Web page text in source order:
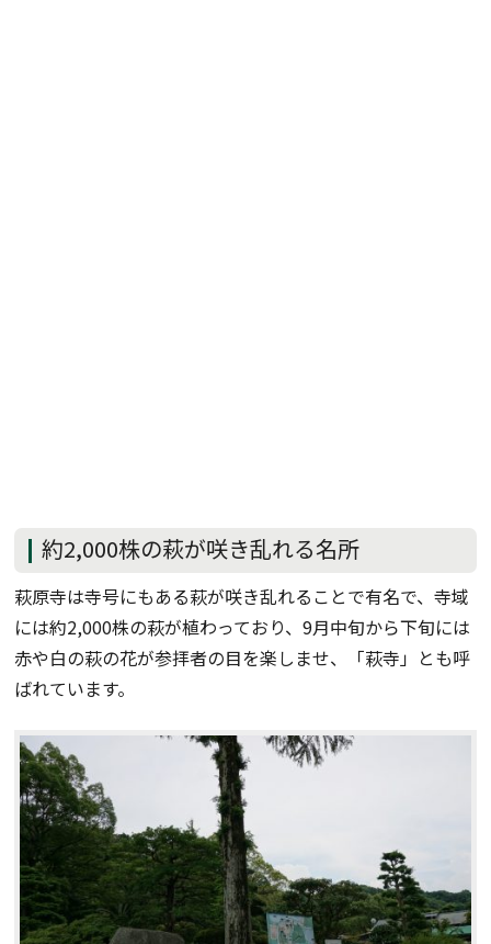
約2,000株の萩が咲き乱れる名所
萩原寺は寺号にもある萩が咲き乱れることで有名で、寺域
には約2,000株の萩が植わっており、9月中旬から下旬には
赤や白の萩の花が参拝者の目を楽しませ、「萩寺」とも呼
ばれています。